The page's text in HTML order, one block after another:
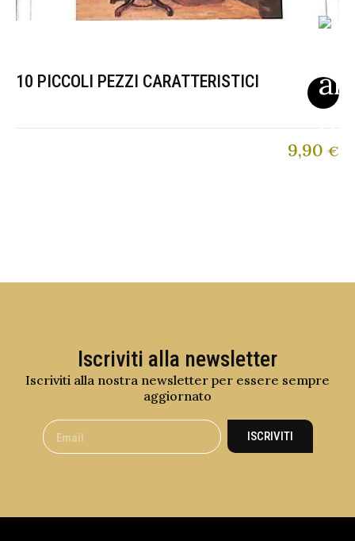
10 PICCOLI PEZZI CARATTERISTICI
9,90 €
Iscriviti alla newsletter
Iscriviti alla nostra newsletter per essere sempre
aggiornato
ISCRIVITI